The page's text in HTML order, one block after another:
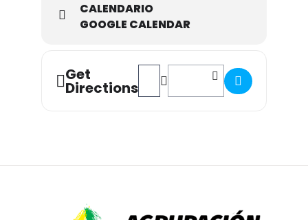
CALENDARIO
GOOGLE CALENDAR
Get
Directions
Address - XXXI Ruta del Arte del
Destination Address - XXXI